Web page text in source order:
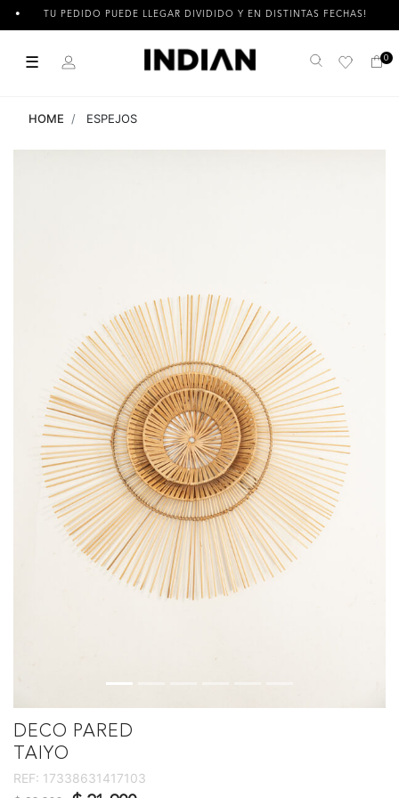
TU PEDIDO PUEDE LLEGAR DIVIDIDO Y EN DISTINTAS FECHAS!
☰ Buscar 0
HOME ESPEJOS
DECO PARED
TAIYO
REF: 17338631417103